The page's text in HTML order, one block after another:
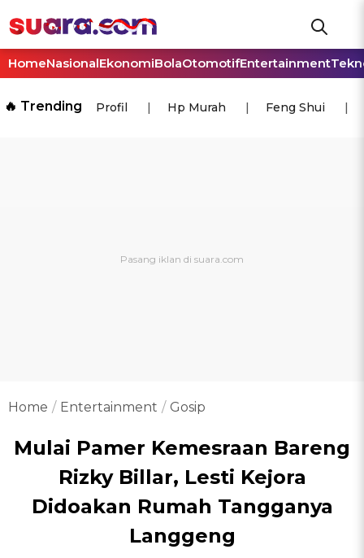
HomeNasionalEkonomiBolaOtomotifEntertainment
🔥 Trending Profil Hp Murah Feng Shui
Home Entertainment Gosip
Mulai Pamer Kemesraan Bareng
Rizky Billar, Lesti Kejora
Didoakan Rumah Tangganya
Langgeng